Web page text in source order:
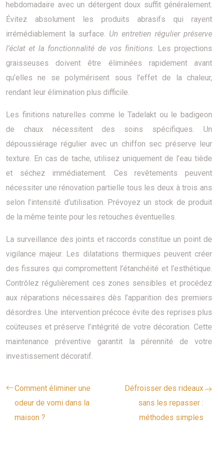
hebdomadaire avec un détergent doux suffit généralement.
Évitez absolument les produits abrasifs qui rayent
irrémédiablement la surface. Un entretien régulier préserve
l’éclat et la fonctionnalité de vos finitions. Les projections
graisseuses doivent être éliminées rapidement avant
qu’elles ne se polymérisent sous l’effet de la chaleur,
rendant leur élimination plus difficile.
Les finitions naturelles comme le Tadelakt ou le badigeon
de chaux nécessitent des soins spécifiques. Un
dépoussiérage régulier avec un chiffon sec préserve leur
texture. En cas de tache, utilisez uniquement de l’eau tiède
et séchez immédiatement. Ces revêtements peuvent
nécessiter une rénovation partielle tous les deux à trois ans
selon l’intensité d’utilisation. Prévoyez un stock de produit
de la même teinte pour les retouches éventuelles.
La surveillance des joints et raccords constitue un point de
vigilance majeur. Les dilatations thermiques peuvent créer
des fissures qui compromettent l’étanchéité et l’esthétique.
Contrôlez régulièrement ces zones sensibles et procédez
aux réparations nécessaires dès l’apparition des premiers
désordres. Une intervention précoce évite des reprises plus
coûteuses et préserve l’intégrité de votre décoration. Cette
maintenance préventive garantit la pérennité de votre
investissement décoratif.
Comment éliminer une
odeur de vomi dans la
maison ?
Défroisser des rideaux
sans les repasser :
méthodes simples